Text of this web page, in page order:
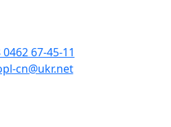
0462 67-45-11
cn@ukr.net